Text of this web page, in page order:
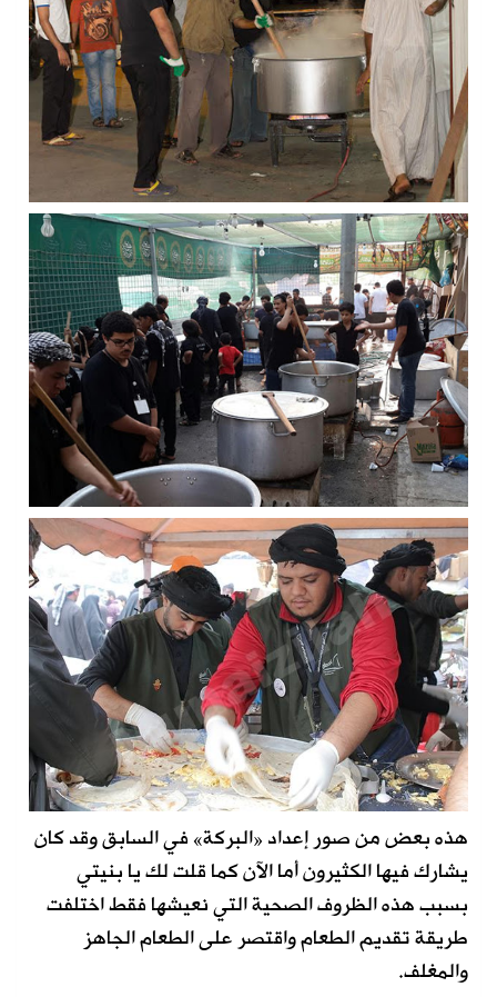
هذه بعض من صور إعداد «البركة» في السابق وقد كان
يشارك فيها الكثيرون أما الآن كما قلت لك يا بنيتي
بسبب هذه الظروف الصحية التي نعيشها فقط اختلفت
طريقة تقديم الطعام واقتصر على الطعام الجاهز
والمغلف.